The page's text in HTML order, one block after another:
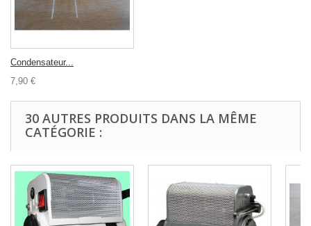
Condensateur...
7,90 €
30 AUTRES PRODUITS DANS LA MÊME
CATÉGORIE :